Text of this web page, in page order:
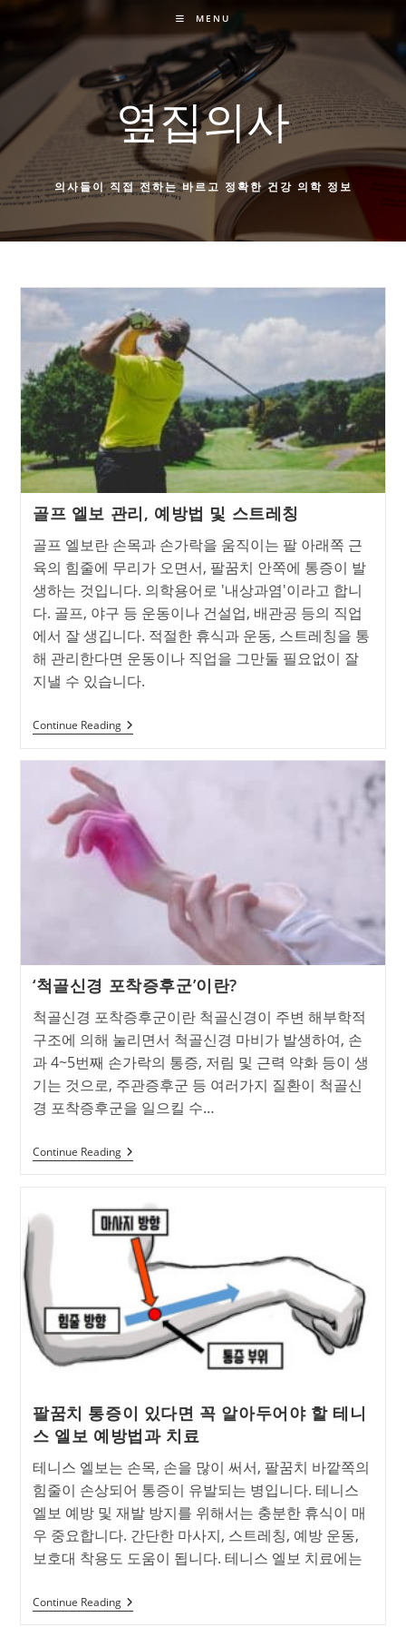
Skip
MENU
옆집의사
의사들이 직접 전하는 바르고 정확한 건강 의학 정보
골프 엘보 관리, 예방법 및 스트레칭
골프 엘보란 손목과 손가락을 움직이는 팔 아래쪽 근
육의 힘줄에 무리가 오면서, 팔꿈치 안쪽에 통증이 발
생하는 것입니다. 의학용어로 '내상과염'이라고 합니
다. 골프, 야구 등 운동이나 건설업, 배관공 등의 직업
에서 잘 생깁니다. 적절한 휴식과 운동, 스트레칭을 통
해 관리한다면 운동이나 직업을 그만둘 필요없이 잘
지낼 수 있습니다.
Continue Reading골
프
리,
예
방
법
스
트
‘척골신경 포착증후군’이란?
척골신경 포착증후군이란 척골신경이 주변 해부학적
구조에 의해 눌리면서 척골신경 마비가 발생하여, 손
과 4~5번째 손가락의 통증, 저림 및 근력 약화 등이 생
기는 것으로, 주관증후군 등 여러가지 질환이 척골신
경 포착증후군을 일으킬 수…
Continue Reading‘척
골
포
착
증
후
군’이
팔꿈치 통증이 있다면 꼭 알아두어야 할 테니
스 엘보 예방법과 치료
테니스 엘보는 손목, 손을 많이 써서, 팔꿈치 바깥쪽의
힘줄이 손상되어 통증이 유발되는 병입니다. 테니스
엘보 예방 및 재발 방지를 위해서는 충분한 휴식이 매
우 중요합니다. 간단한 마사지, 스트레칭, 예방 운동,
보호대 착용도 도움이 됩니다. 테니스 엘보 치료에는
Continue Reading팔
꿈